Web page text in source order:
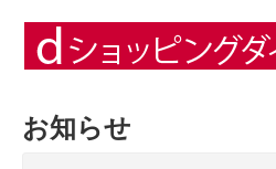
お知らせ